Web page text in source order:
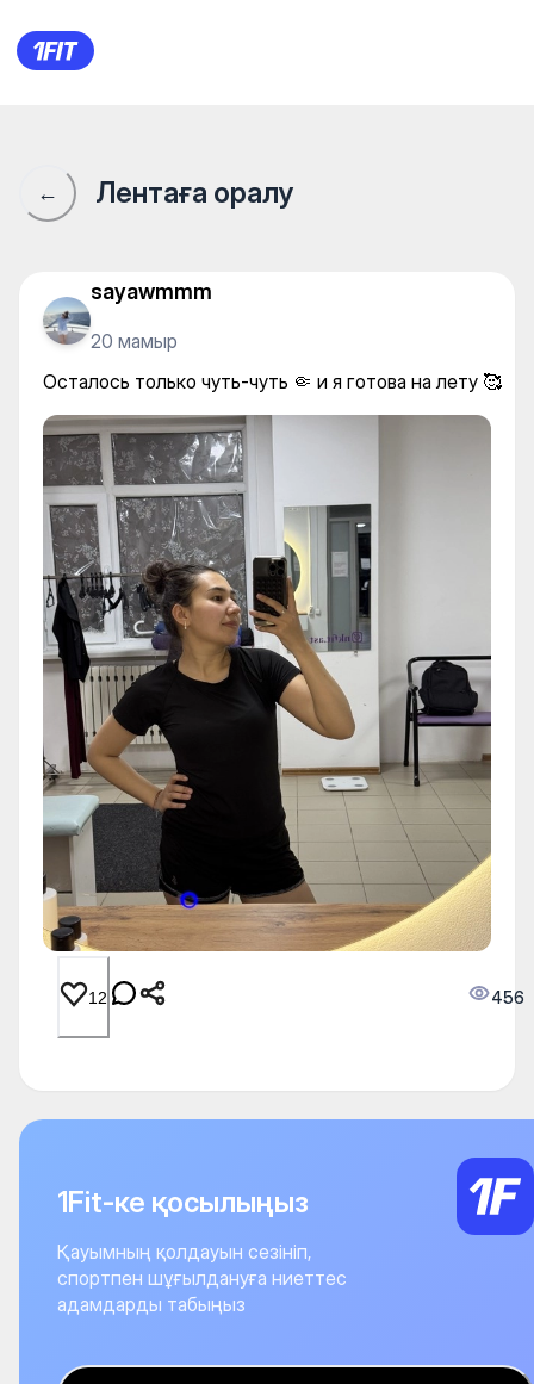
Осталось только чуть-чуть
← Лентаға оралу
sayawmmm
20 мамыр
Осталось только чуть-чуть 🤏 и я готова на лету 🥰
12 456
1Fit-ке қосылыңыз
Қауымның қолдауын сезініп,
спортпен шұғылдануға ниеттес
адамдарды табыңыз